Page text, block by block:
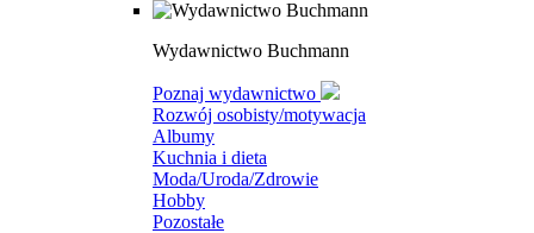
Wydawnictwo Buchmann
Poznaj wydawnictwo
Rozwój osobisty/motywacja
Albumy
Kuchnia i dieta
Moda/Uroda/Zdrowie
Hobby
Pozostałe